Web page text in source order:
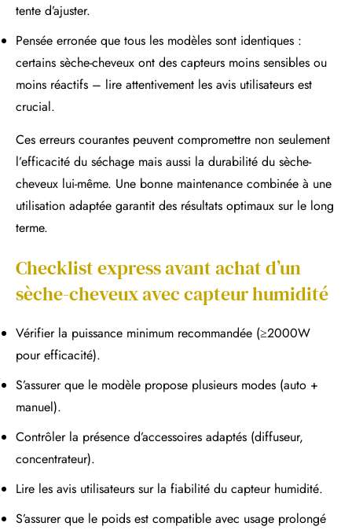
tente d’ajuster.
Pensée erronée que tous les modèles sont identiques :
certains sèche-cheveux ont des capteurs moins sensibles ou
moins réactifs – lire attentivement les avis utilisateurs est
crucial.
Ces erreurs courantes peuvent compromettre non seulement
l’efficacité du séchage mais aussi la durabilité du sèche-
cheveux lui-même. Une bonne maintenance combinée à une
utilisation adaptée garantit des résultats optimaux sur le long
terme.
Checklist express avant achat d’un
sèche-cheveux avec capteur humidité
Vérifier la puissance minimum recommandée (≥2000W
pour efficacité).
S’assurer que le modèle propose plusieurs modes (auto +
manuel).
Contrôler la présence d’accessoires adaptés (diffuseur,
concentrateur).
Lire les avis utilisateurs sur la fiabilité du capteur humidité.
S’assurer que le poids est compatible avec usage prolongé